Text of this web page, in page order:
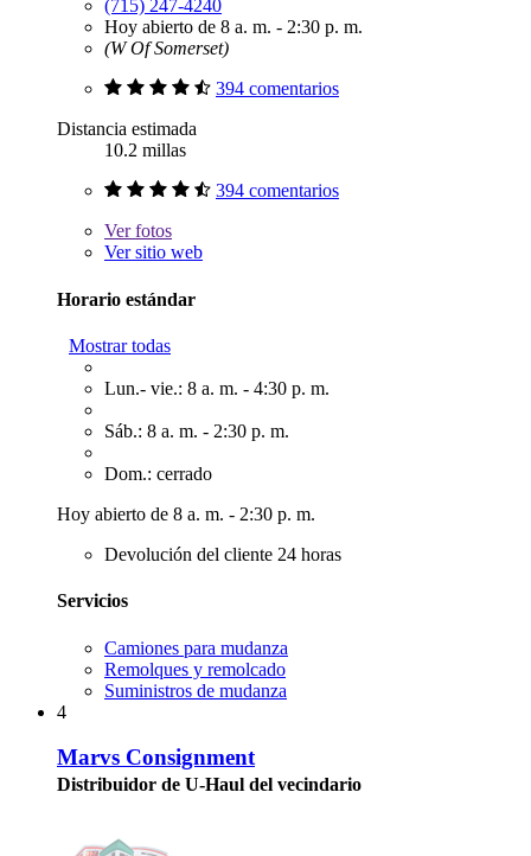
(715) 247-4240
Hoy abierto de 8 a. m. - 2:30 p. m.
(W Of Somerset)
394 comentarios
Distancia estimada
10.2 millas
394 comentarios
Verfotos
Ver sitio web
Horario estándar
Mostrar todas
Lun.- vie.: 8 a. m. - 4:30 p. m.
Sáb.: 8 a. m. - 2:30 p. m.
Dom.: cerrado
Hoy abierto de 8 a. m. - 2:30 p. m.
Devolución del cliente 24 horas
Servicios
Camiones para mudanza
Remolques y remolcado
Suministros de mudanza
4
Marvs Consignment
Distribuidor de U-Haul del vecindario